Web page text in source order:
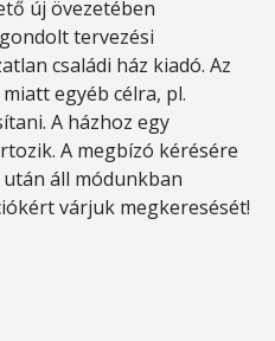
új övezetében
tervezési
családi ház kiadó. Az
egyéb célra, pl.
A házhoz egy
A megbízó kérésére
áll módunkban
várjuk megkeresését!